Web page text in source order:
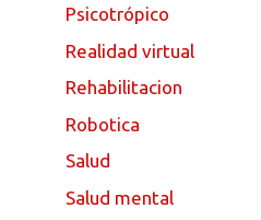
Psicotrópico
Realidad virtual
Rehabilitacion
Robotica
Salud
Salud mental